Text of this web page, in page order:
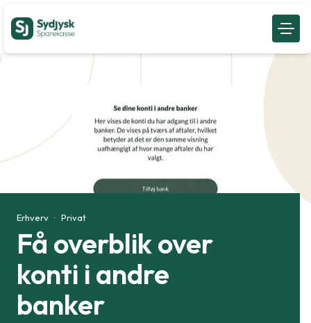
Erhverv Privat
Få overblik over
konti i andre
banker